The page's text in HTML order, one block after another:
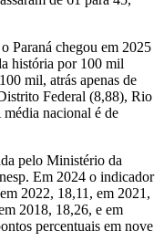
Paraná chegou em 2025
história por 100 mil
mil, atrás apenas de
Federal (8,88), Rio
nacional é de
pelo Ministério da
Em 2024 o indicador
2022, 18,11, em 2021,
2018, 18,26, e em
percentuais em nove